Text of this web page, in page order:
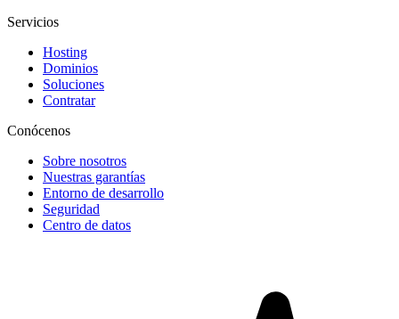
Servicios
Hosting
Dominios
Soluciones
Contratar
Conócenos
Sobre nosotros
Nuestras garantías
Entorno de desarrollo
Seguridad
Centro de datos